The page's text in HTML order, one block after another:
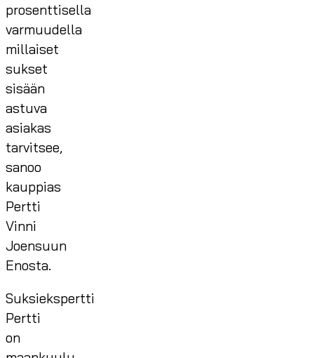
prosenttisella
varmuudella
millaiset
sukset
sisään
astuva
asiakas
tarvitsee,
sanoo
kauppias
Pertti
Vinni
Joensuun
Enosta.
Suksiekspertti
Pertti
on